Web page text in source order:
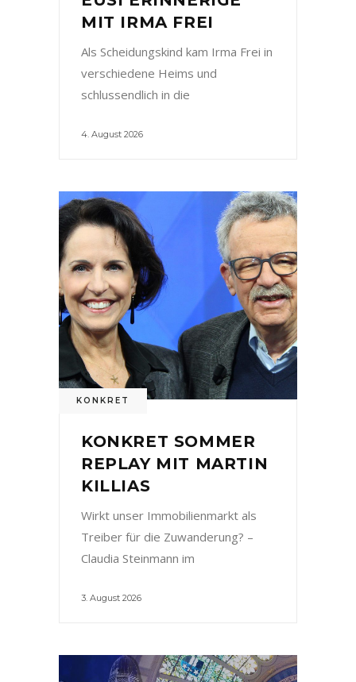
MIT IRMA FREI
Als Scheidungskind kam Irma Frei in
verschiedene Heims und
schlussendlich in die
4. August 2026
KONKRET
KONKRET SOMMER
REPLAY MIT MARTIN
KILLIAS
Wirkt unser Immobilienmarkt als
Treiber für die Zuwanderung? –
Claudia Steinmann im
3. August 2026